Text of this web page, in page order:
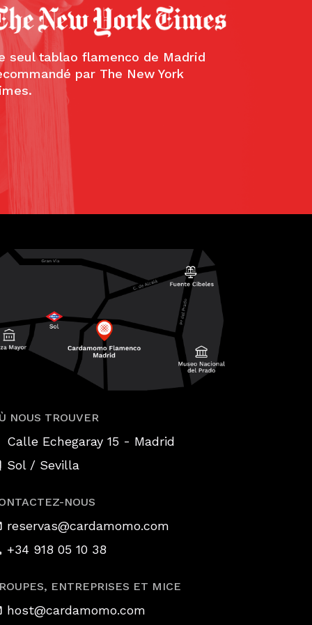
luxos.com
seul tablao flamenco de Madrid
par The New York
NOUS TROUVER
Calle Echegaray 15 - Madrid
Sol / Sevilla
NOUS
reservas@cardamomo.com
+34 918 05 10 38
ENTREPRISES ET MICE
host@cardamomo.com